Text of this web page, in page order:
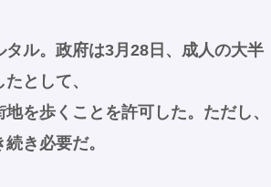
ル。政府は3月28日、成人の大半
として、
を歩くことを許可した。ただし、
き必要だ。